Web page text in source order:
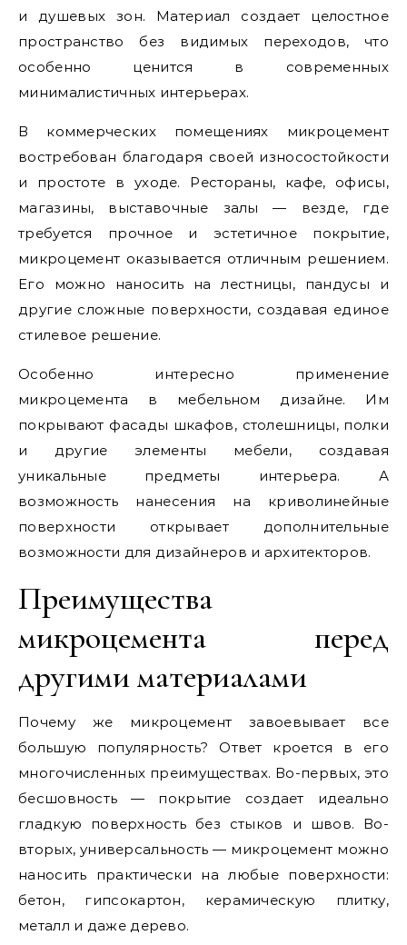
и душевых зон. Материал создает целостное
пространство без видимых переходов, что
особенно ценится в современных
минималистичных интерьерах.
В коммерческих помещениях микроцемент
востребован благодаря своей износостойкости
и простоте в уходе. Рестораны, кафе, офисы,
магазины, выставочные залы — везде, где
требуется прочное и эстетичное покрытие,
микроцемент оказывается отличным решением.
Его можно наносить на лестницы, пандусы и
другие сложные поверхности, создавая единое
стилевое решение.
Особенно интересно применение
микроцемента в мебельном дизайне. Им
покрывают фасады шкафов, столешницы, полки
и другие элементы мебели, создавая
уникальные предметы интерьера. А
возможность нанесения на криволинейные
поверхности открывает дополнительные
возможности для дизайнеров и архитекторов.
Преимущества
микроцемента перед
другими материалами
Почему же микроцемент завоевывает все
большую популярность? Ответ кроется в его
многочисленных преимуществах. Во-первых, это
бесшовность — покрытие создает идеально
гладкую поверхность без стыков и швов. Во-
вторых, универсальность — микроцемент можно
наносить практически на любые поверхности:
бетон, гипсокартон, керамическую плитку,
металл и даже дерево.